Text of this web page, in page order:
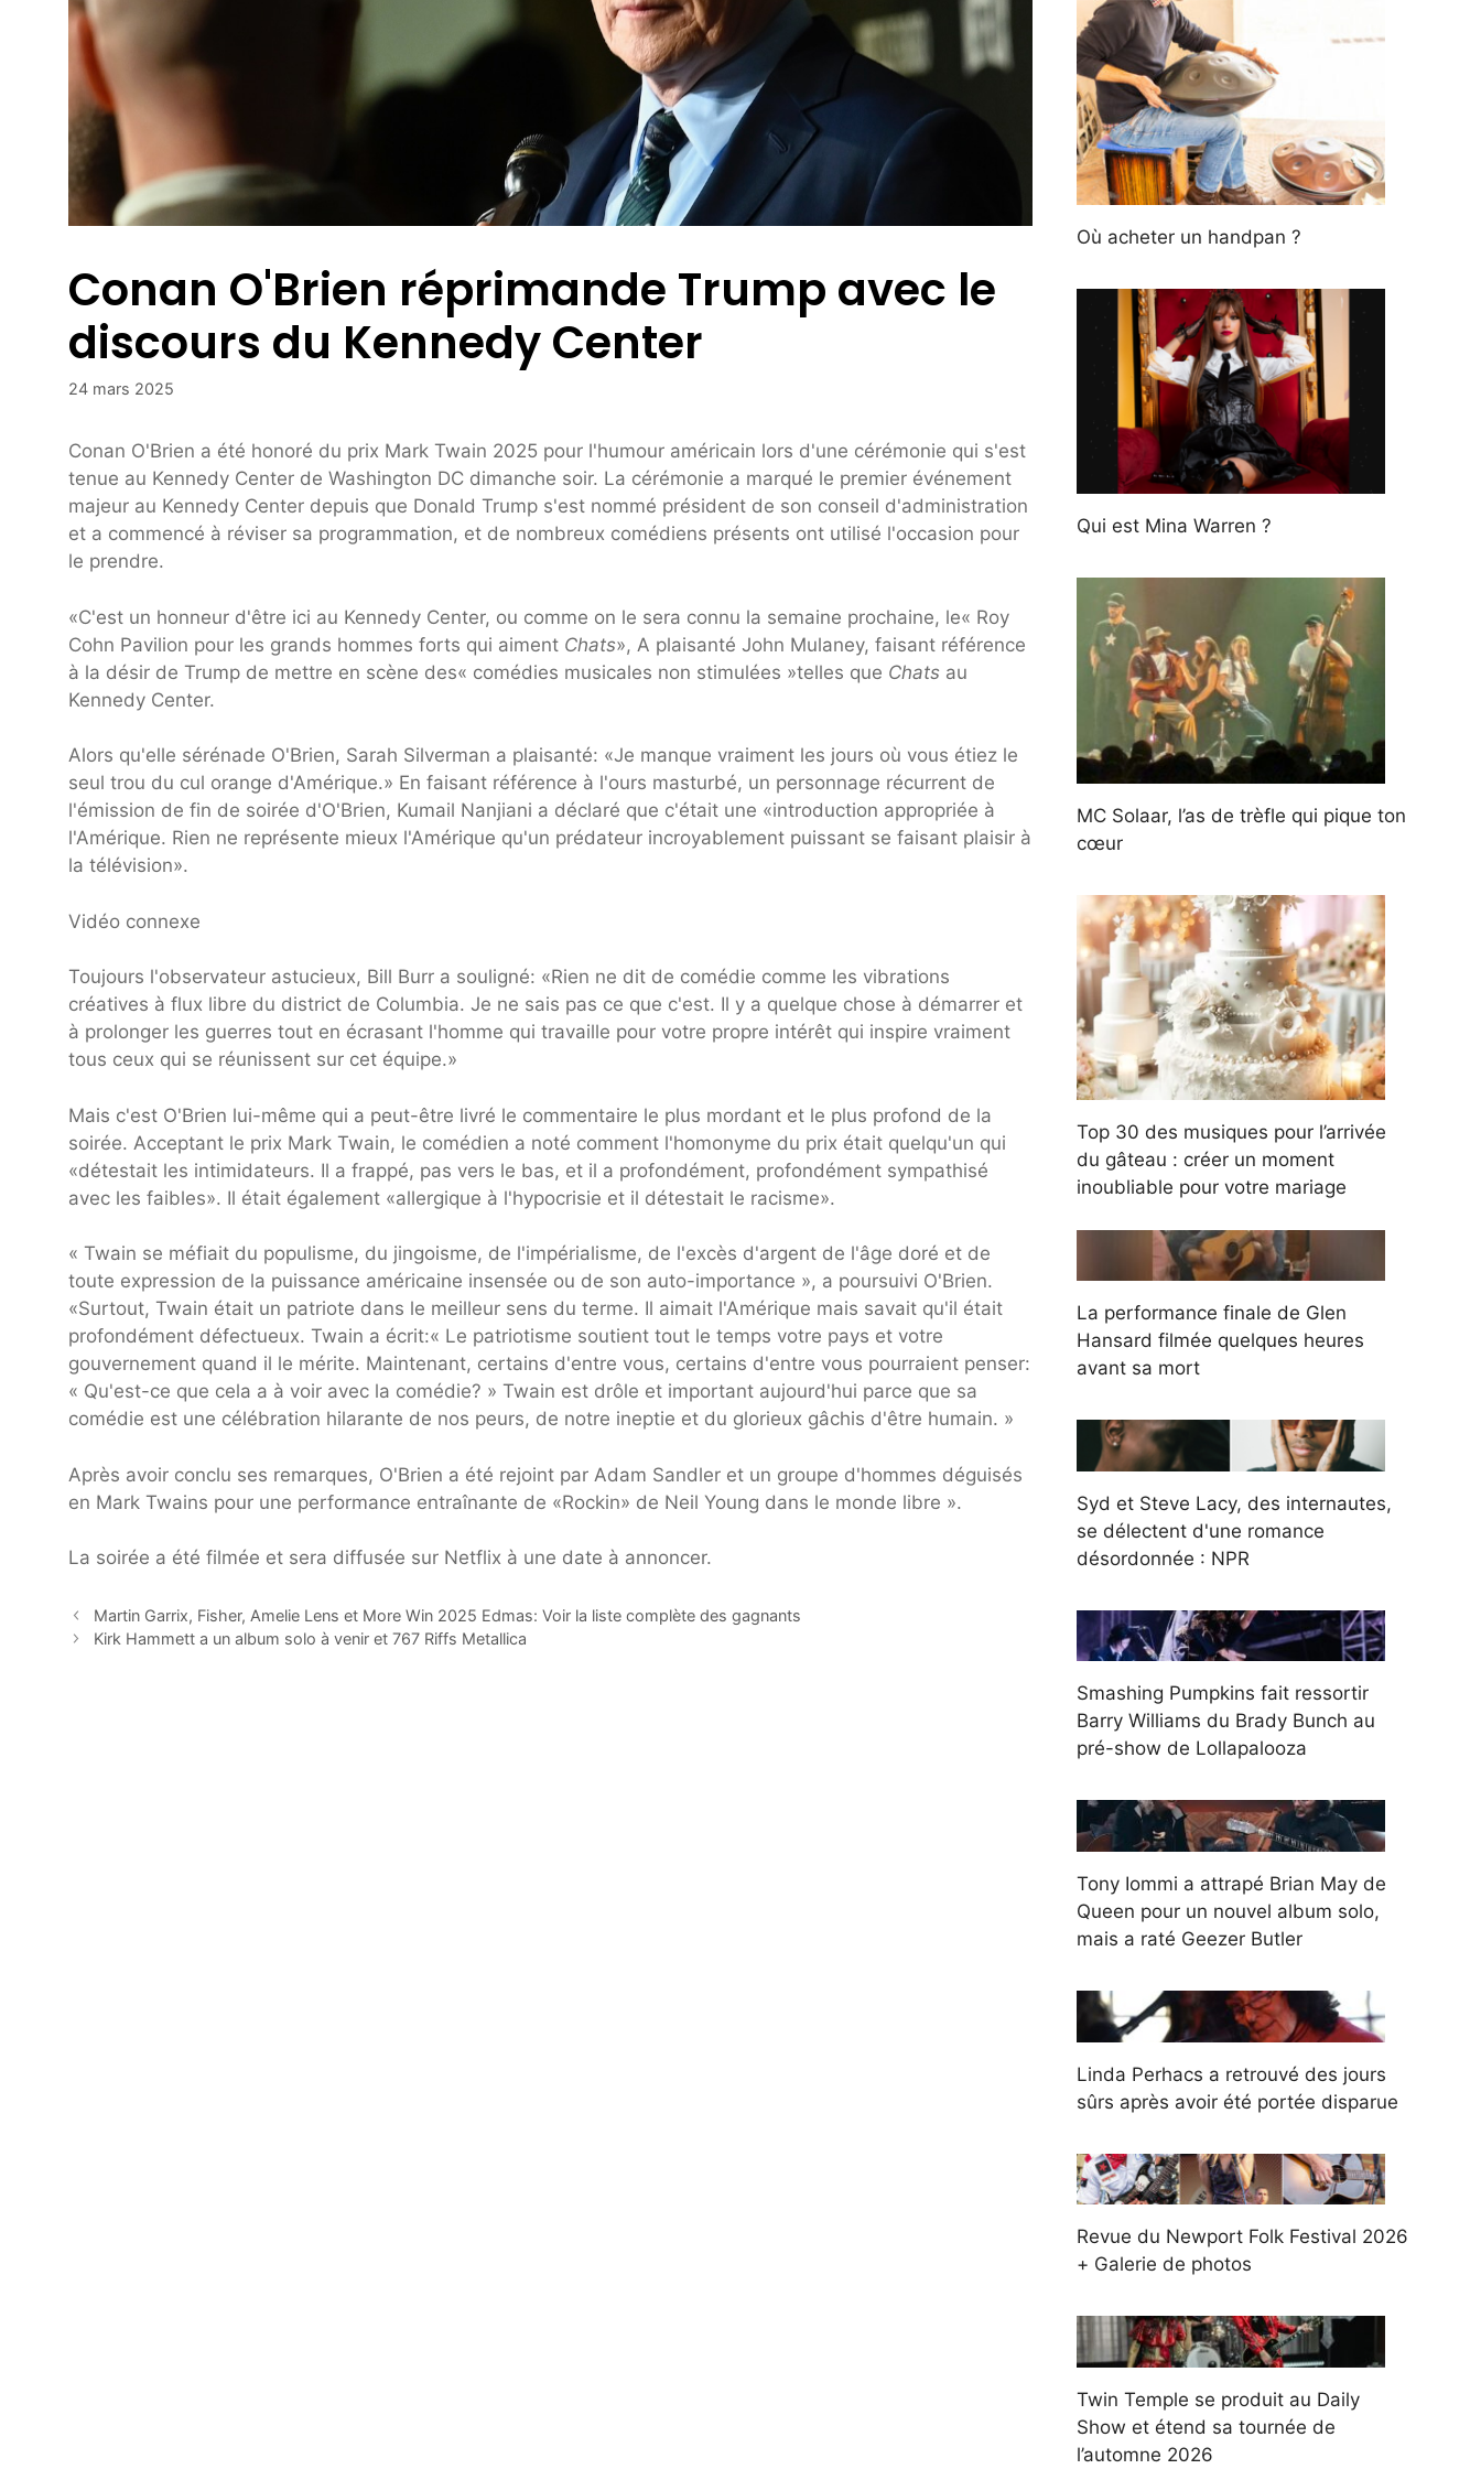
Conan O'Brien réprimande Trump avec le
discours du Kennedy Center
24 mars 2025
Conan O'Brien a été honoré du prix Mark Twain 2025 pour l'humour américain lors d'une cérémonie qui s'est
tenue au Kennedy Center de Washington DC dimanche soir. La cérémonie a marqué le premier événement
majeur au Kennedy Center depuis que Donald Trump s'est nommé président de son conseil d'administration
et a commencé à réviser sa programmation, et de nombreux comédiens présents ont utilisé l'occasion pour
le prendre.
«C'est un honneur d'être ici au Kennedy Center, ou comme on le sera connu la semaine prochaine, le« Roy
Cohn Pavilion pour les grands hommes forts qui aiment Chats», A plaisanté John Mulaney, faisant référence
à la désir de Trump de mettre en scène des« comédies musicales non stimulées »telles que Chats au
Kennedy Center.
Alors qu'elle sérénade O'Brien, Sarah Silverman a plaisanté: «Je manque vraiment les jours où vous étiez le
seul trou du cul orange d'Amérique.» En faisant référence à l'ours masturbé, un personnage récurrent de
l'émission de fin de soirée d'O'Brien, Kumail Nanjiani a déclaré que c'était une «introduction appropriée à
l'Amérique. Rien ne représente mieux l'Amérique qu'un prédateur incroyablement puissant se faisant plaisir à
la télévision».
Vidéo connexe
Toujours l'observateur astucieux, Bill Burr a souligné: «Rien ne dit de comédie comme les vibrations
créatives à flux libre du district de Columbia. Je ne sais pas ce que c'est. Il y a quelque chose à démarrer et
à prolonger les guerres tout en écrasant l'homme qui travaille pour votre propre intérêt qui inspire vraiment
tous ceux qui se réunissent sur cet équipe.»
Mais c'est O'Brien lui-même qui a peut-être livré le commentaire le plus mordant et le plus profond de la
soirée. Acceptant le prix Mark Twain, le comédien a noté comment l'homonyme du prix était quelqu'un qui
«détestait les intimidateurs. Il a frappé, pas vers le bas, et il a profondément, profondément sympathisé
avec les faibles». Il était également «allergique à l'hypocrisie et il détestait le racisme».
« Twain se méfiait du populisme, du jingoisme, de l'impérialisme, de l'excès d'argent de l'âge doré et de
toute expression de la puissance américaine insensée ou de son auto-importance », a poursuivi O'Brien.
«Surtout, Twain était un patriote dans le meilleur sens du terme. Il aimait l'Amérique mais savait qu'il était
profondément défectueux. Twain a écrit:« Le patriotisme soutient tout le temps votre pays et votre
gouvernement quand il le mérite. Maintenant, certains d'entre vous, certains d'entre vous pourraient penser:
« Qu'est-ce que cela a à voir avec la comédie? » Twain est drôle et important aujourd'hui parce que sa
comédie est une célébration hilarante de nos peurs, de notre ineptie et du glorieux gâchis d'être humain. »
Après avoir conclu ses remarques, O'Brien a été rejoint par Adam Sandler et un groupe d'hommes déguisés
en Mark Twains pour une performance entraînante de «Rockin» de Neil Young dans le monde libre ».
La soirée a été filmée et sera diffusée sur Netflix à une date à annoncer.
Martin Garrix, Fisher, Amelie Lens et More Win 2025 Edmas: Voir la liste complète des gagnants
Kirk Hammett a un album solo à venir et 767 Riffs Metallica
Où acheter un handpan ?
Qui est Mina Warren ?
MC Solaar, l’as de trèfle qui pique ton
cœur
Top 30 des musiques pour l’arrivée
du gâteau : créer un moment
inoubliable pour votre mariage
La performance finale de Glen
Hansard filmée quelques heures
avant sa mort
Syd et Steve Lacy, des internautes,
se délectent d'une romance
désordonnée : NPR
Smashing Pumpkins fait ressortir
Barry Williams du Brady Bunch au
pré-show de Lollapalooza
Tony Iommi a attrapé Brian May de
Queen pour un nouvel album solo,
mais a raté Geezer Butler
Linda Perhacs a retrouvé des jours
sûrs après avoir été portée disparue
Revue du Newport Folk Festival 2026
+ Galerie de photos
Twin Temple se produit au Daily
Show et étend sa tournée de
l’automne 2026